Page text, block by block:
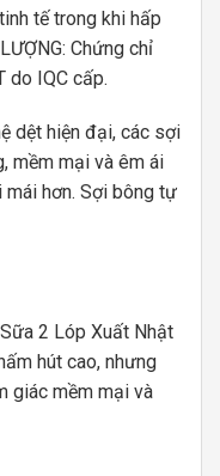
tế trong khi hấp
Chứng chỉ
do IQC cấp.
dệt hiện đại, các sợi
mềm mại và êm ái
hơn. Sợi bông tự
2 Lóp Xuất Nhật
hút cao, nhưng
giác mềm mại và